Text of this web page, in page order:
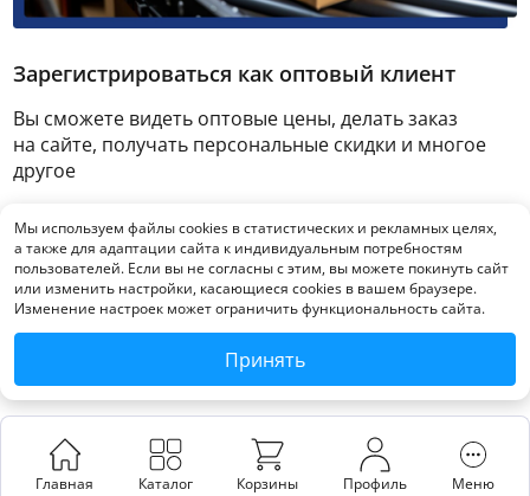
Зарегистрироваться как оптовый клиент
Вы сможете видеть оптовые цены, делать заказ
на сайте, получать персональные скидки и многое
другое
Зарегистрироваться
Главная Каталог Корзины Профиль Меню
Мы используем файлы cookies в статистических и рекламных целях,
а также для адаптации сайта к индивидуальным потребностям
пользователей. Если вы не согласны с этим, вы можете покинуть сайт
или изменить настройки, касающиеся cookies в вашем браузере.
Изменение настроек может ограничить функциональность сайта.
Принять